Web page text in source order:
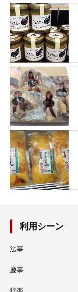
利用シーン
法事
慶事